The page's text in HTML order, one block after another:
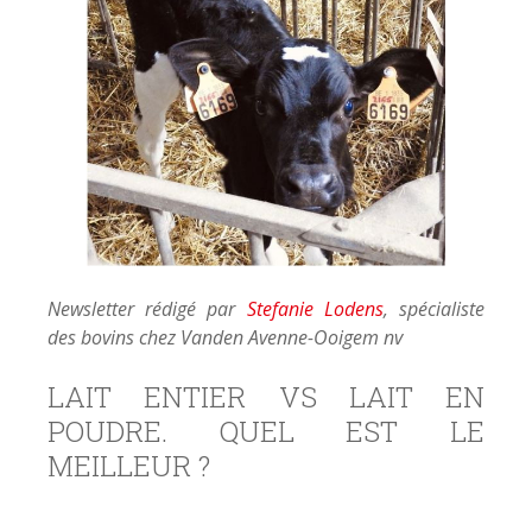
Newsletter rédigé par Stefanie Lodens, spécialiste
des bovins chez Vanden Avenne-Ooigem nv
LAIT ENTIER VS LAIT EN
POUDRE. QUEL EST LE
MEILLEUR ?